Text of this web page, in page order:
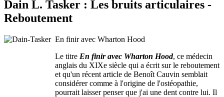
Dain L. Tasker : Les bruits articulaires -
Reboutement
En finir avec Wharton Hood
Le titre En finir avec Wharton Hood, ce médecin
anglais du XIXe siècle qui a écrit sur le reboutement
et qu'un récent article de Benoît Cauvin semblait
considérer comme à l'origine de l'ostéopathie,
pourrait laisser penser que j'ai une dent contre lui. Il